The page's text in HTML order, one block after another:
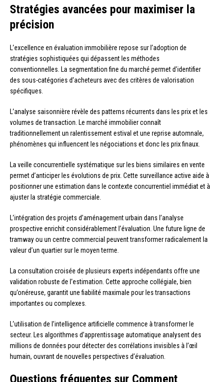
Stratégies avancées pour maximiser la
précision
L’excellence en évaluation immobilière repose sur l’adoption de
stratégies sophistiquées qui dépassent les méthodes
conventionnelles. La segmentation fine du marché permet d’identifier
des sous-catégories d’acheteurs avec des critères de valorisation
spécifiques.
L’analyse saisonnière révèle des patterns récurrents dans les prix et les
volumes de transaction. Le marché immobilier connaît
traditionnellement un ralentissement estival et une reprise automnale,
phénomènes qui influencent les négociations et donc les prix finaux.
La veille concurrentielle systématique sur les biens similaires en vente
permet d’anticiper les évolutions de prix. Cette surveillance active aide à
positionner une estimation dans le contexte concurrentiel immédiat et à
ajuster la stratégie commerciale.
L’intégration des projets d’aménagement urbain dans l’analyse
prospective enrichit considérablement l’évaluation. Une future ligne de
tramway ou un centre commercial peuvent transformer radicalement la
valeur d’un quartier sur le moyen terme.
La consultation croisée de plusieurs experts indépendants offre une
validation robuste de l’estimation. Cette approche collégiale, bien
qu’onéreuse, garantit une fiabilité maximale pour les transactions
importantes ou complexes.
L’utilisation de l’intelligence artificielle commence à transformer le
secteur. Les algorithmes d’apprentissage automatique analysent des
millions de données pour détecter des corrélations invisibles à l’œil
humain, ouvrant de nouvelles perspectives d’évaluation.